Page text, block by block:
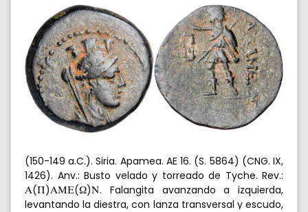
(150-149 a.C.). Siria. Apamea. AE 16. (S. 5864) (CNG. IX,
1426). Anv.: Busto velado y torreado de Tyche. Rev.:
A(Q)AME([)N. Falangita avanzando a izquierda,
levantando la diestra, con lanza transversal y escudo,